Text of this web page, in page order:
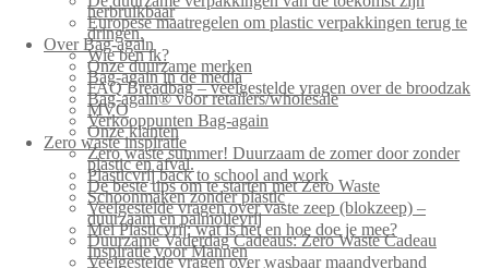
herbruikbaar
Europese maatregelen om plastic verpakkingen terug te
dringen.
Over Bag-again
Wie ben ik?
Onze duurzame merken
Bag-again in de media
FAQ Breadbag – veelgestelde vragen over de broodzak
Bag-again® voor retailers/wholesale
MVO
Verkooppunten Bag-again
Onze klanten
Zero waste inspiratie
Zero waste summer! Duurzaam de zomer door zonder
plastic en afval.
Plasticvrij back to school and work
De beste tips om te starten met Zero Waste
Schoonmaken zonder plastic
Veelgestelde vragen over vaste zeep (blokzeep) –
duurzaam en palmolievrij
Mei Plasticvrij: wat is het en hoe doe je mee?
Duurzame Vaderdag Cadeaus: Zero Waste Cadeau
Inspiratie voor Mannen
Veelgestelde vragen over wasbaar maandverband